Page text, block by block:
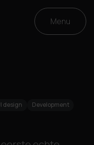
Menu
design
Development